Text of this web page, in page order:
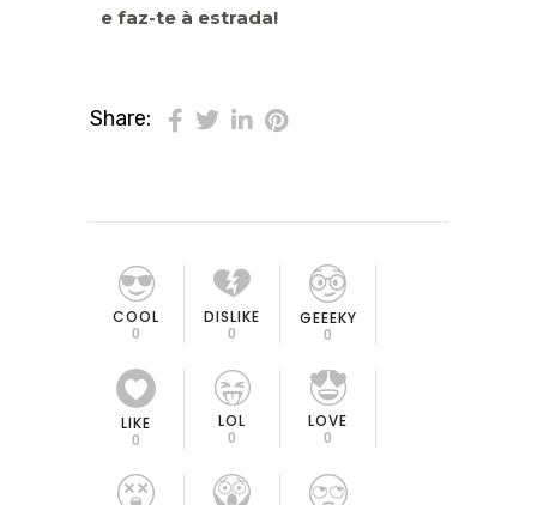
e faz-te à estrada!
Share:
COOL
0
DISLIKE
0
GEEEKY
0
LIKE
0
LOL
0
LOVE
0